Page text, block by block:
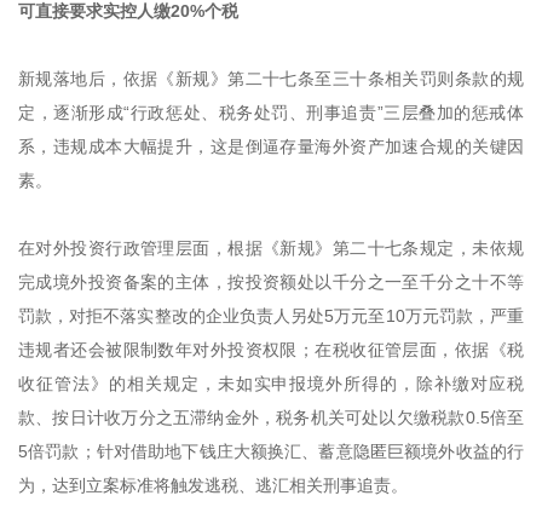
可直接要求实控人缴20%个税
新规落地后，依据《新规》第二十七条至三十条相关罚则条款的规
定，逐渐形成“行政惩处、税务处罚、刑事追责”三层叠加的惩戒体
系，违规成本大幅提升，这是倒逼存量海外资产加速合规的关键因
素。
在对外投资行政管理层面，根据《新规》第二十七条规定，未依规
完成境外投资备案的主体，按投资额处以千分之一至千分之十不等
罚款，对拒不落实整改的企业负责人另处5万元至10万元罚款，严重
违规者还会被限制数年对外投资权限；在税收征管层面，依据《税
收征管法》的相关规定，未如实申报境外所得的，除补缴对应税
款、按日计收万分之五滞纳金外，税务机关可处以欠缴税款0.5倍至
5倍罚款；针对借助地下钱庄大额换汇、蓄意隐匿巨额境外收益的行
为，达到立案标准将触发逃税、逃汇相关刑事追责。